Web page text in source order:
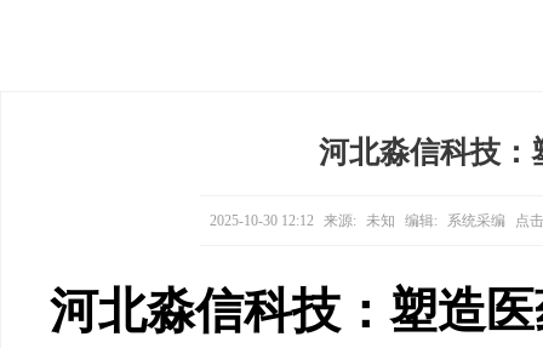
河北淼信科技：
2025-10-30 12:12 来源: 未知 编辑: 系统采编 点
河北淼信科技：塑造